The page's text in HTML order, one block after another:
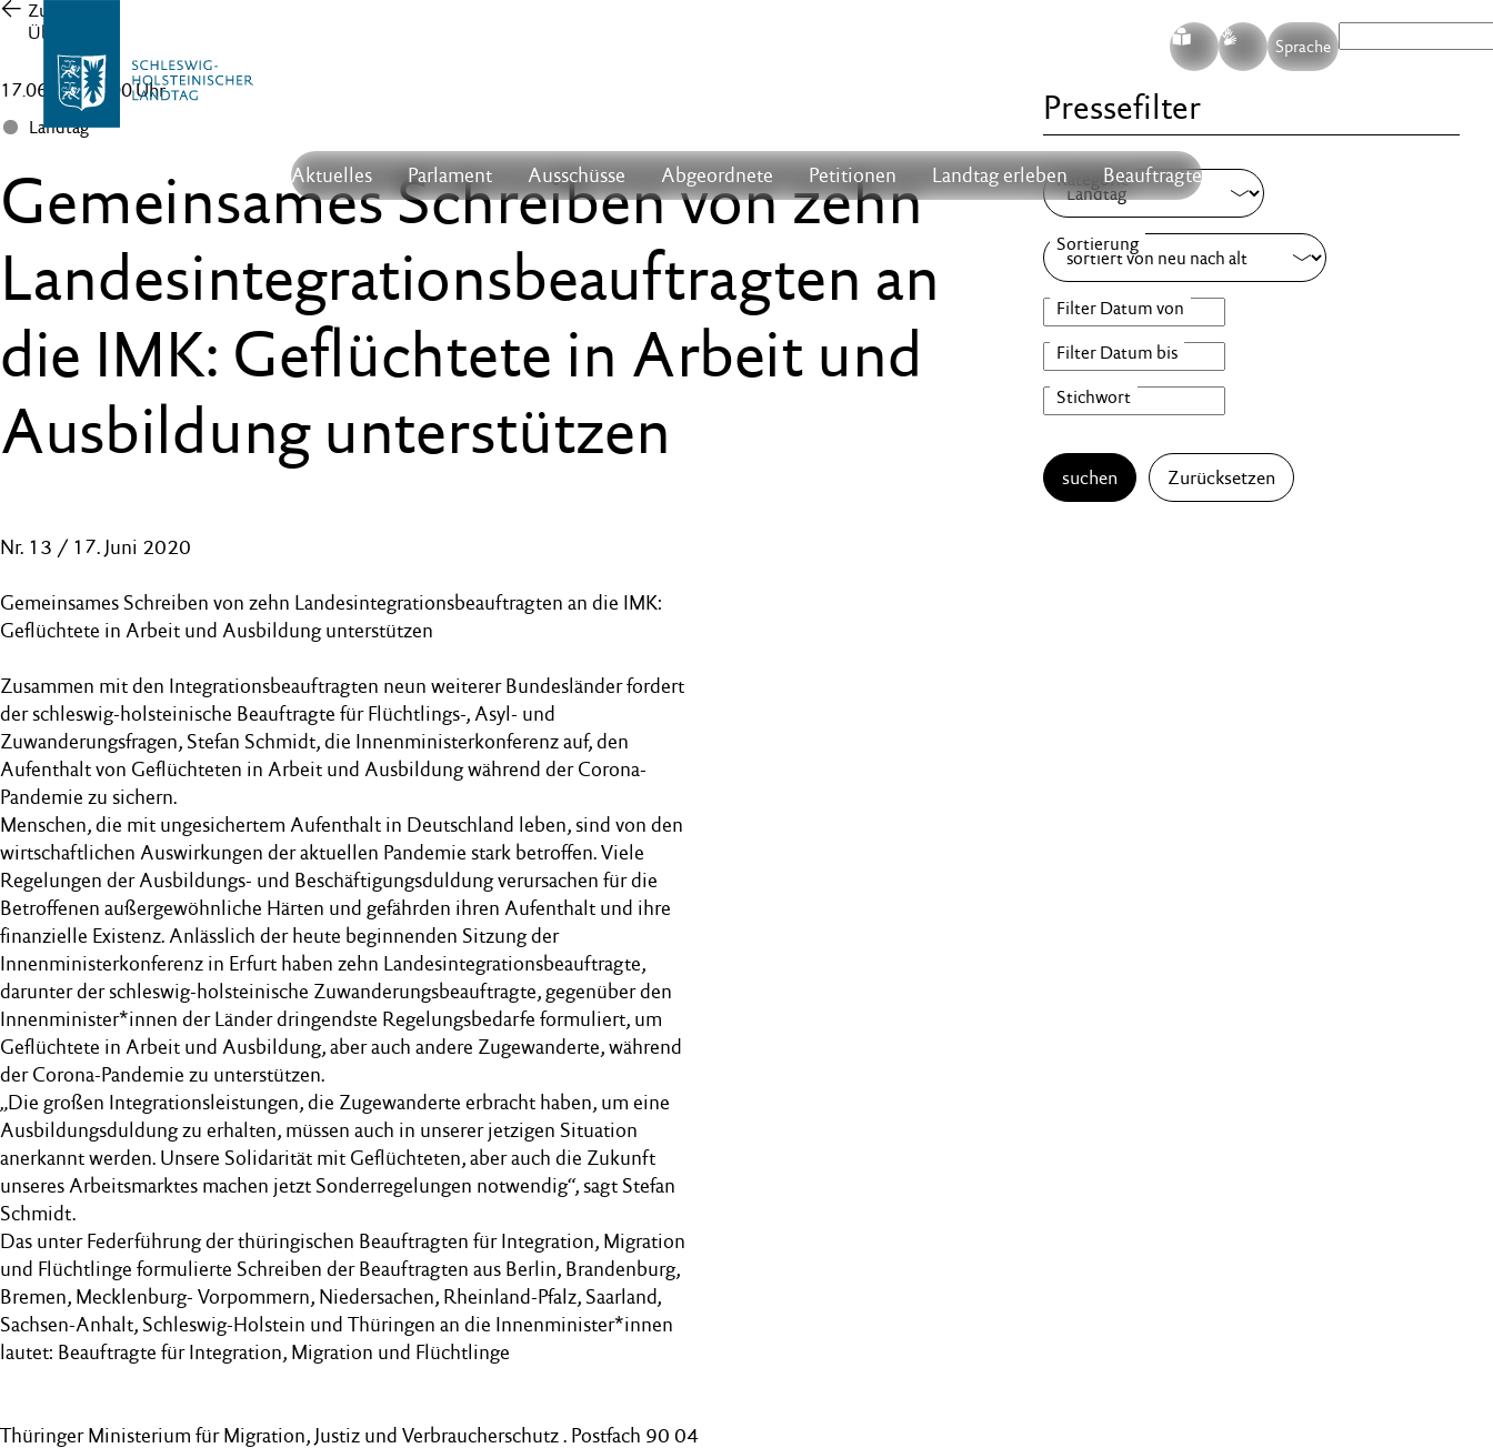
S G Sprache
Aktuelles Parlament Ausschüsse Abgeordnete Petitionen Landtag erleben Beauftragte
Zur
Übersicht
17.06.20 , 11:00 Uhr
Landtag
Gemeinsames Schreiben von zehn
Landesintegrationsbeauftragten an
die IMK: Geflüchtete in Arbeit und
Ausbildung unterstützen
Nr. 13 / 17. Juni 2020
Gemeinsames Schreiben von zehn Landesintegrationsbeauftragten an die IMK:
Geflüchtete in Arbeit und Ausbildung unterstützen
Zusammen mit den Integrationsbeauftragten neun weiterer Bundesländer fordert
der schleswig-holsteinische Beauftragte für Flüchtlings-, Asyl- und
Zuwanderungsfragen, Stefan Schmidt, die Innenministerkonferenz auf, den
Aufenthalt von Geflüchteten in Arbeit und Ausbildung während der Corona-
Pandemie zu sichern.
Menschen, die mit ungesichertem Aufenthalt in Deutschland leben, sind von den
wirtschaftlichen Auswirkungen der aktuellen Pandemie stark betroffen. Viele
Regelungen der Ausbildungs- und Beschäftigungsduldung verursachen für die
Betroffenen außergewöhnliche Härten und gefährden ihren Aufenthalt und ihre
finanzielle Existenz. Anlässlich der heute beginnenden Sitzung der
Innenministerkonferenz in Erfurt haben zehn Landesintegrationsbeauftragte,
darunter der schleswig-holsteinische Zuwanderungsbeauftragte, gegenüber den
Innenminister*innen der Länder dringendste Regelungsbedarfe formuliert, um
Geflüchtete in Arbeit und Ausbildung, aber auch andere Zugewanderte, während
der Corona-Pandemie zu unterstützen.
„Die großen Integrationsleistungen, die Zugewanderte erbracht haben, um eine
Ausbildungsduldung zu erhalten, müssen auch in unserer jetzigen Situation
anerkannt werden. Unsere Solidarität mit Geflüchteten, aber auch die Zukunft
unseres Arbeitsmarktes machen jetzt Sonderregelungen notwendig“, sagt Stefan
Schmidt.
Das unter Federführung der thüringischen Beauftragten für Integration, Migration
und Flüchtlinge formulierte Schreiben der Beauftragten aus Berlin, Brandenburg,
Bremen, Mecklenburg- Vorpommern, Niedersachen, Rheinland-Pfalz, Saarland,
Sachsen-Anhalt, Schleswig-Holstein und Thüringen an die Innenminister*innen
lautet: Beauftragte für Integration, Migration und Flüchtlinge
Thüringer Ministerium für Migration, Justiz und Verbraucherschutz . Postfach 90 04
Pressefilter
suchen Zurücksetzen